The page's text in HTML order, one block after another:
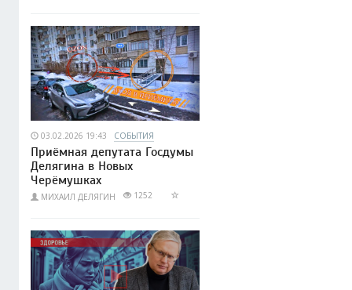
03.02.2026 19:43 СОБЫТИЯ
Приёмная депутата Госдумы
Делягина в Новых
Черёмушках
МИХАИЛ ДЕЛЯГИН 1252